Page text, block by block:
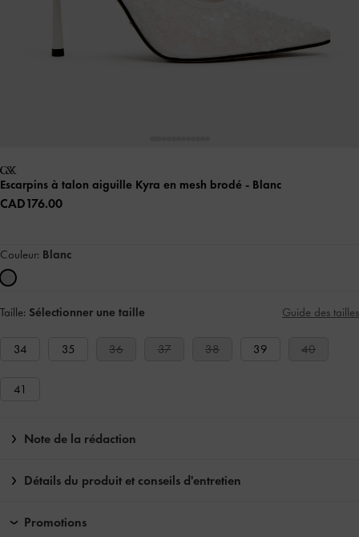
Escarpins à talon aiguille Kyra en mesh brodé - Blanc
CAD176.00
Couleur: Blanc
Taille: Sélectionner une taille Guide des tailles
34 35 36 37 38 39 40
41
Note de la rédaction
Détails du produit et conseils d'entretien
Promotions